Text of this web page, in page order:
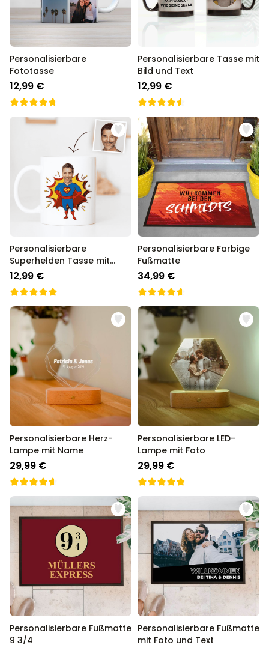
Personalisierbare
Fototasse
12,99 €
Personalisierbare Tasse mit
Bild und Text
12,99 €
Personalisierbare
Superhelden Tasse mit
Gesicht
12,99 €
Personalisierbare Farbige
Fußmatte
34,99 €
Personalisierbare Herz-
Lampe mit Name
29,99 €
Personalisierbare LED-
Lampe mit Foto
29,99 €
Personalisierbare Fußmatte
9 3/4
Personalisierbare Fußmatte
mit Foto und Text